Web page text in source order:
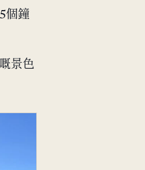
個鐘
景色